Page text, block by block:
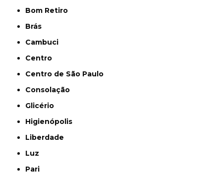
Bom Retiro
Brás
Cambuci
Centro
Centro de São Paulo
Consolação
Glicério
Higienópolis
Liberdade
Luz
Pari